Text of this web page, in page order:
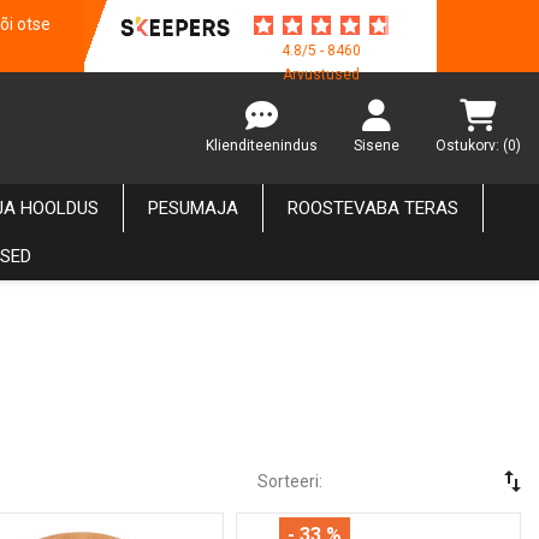
otse
4.8/5 - 8460
Arvustused
Klienditeenindus Sisene Ostukorv: (0)
HOOLDUS PESUMAJA ROOSTEVABA TERAS
Sorteeri: swap_vert